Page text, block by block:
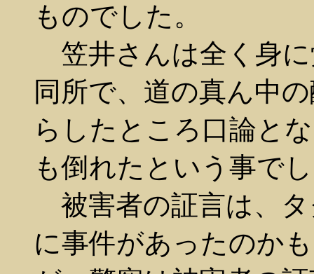
ものでした。
笠井さんは全く身
同所で、道の真ん中
らしたところ口論と
も倒れたという事で
被害者の証言は、タ
に事件があったのか